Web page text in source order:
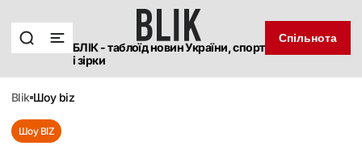
БЛІК - таблоїд новин України, спорт
і зірки
Спільнота
blik шоу biz
Шоу BIZ